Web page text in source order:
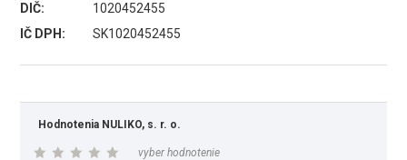
DIČ:
1020452455
IČ DPH:
SK1020452455
Hodnotenia NULIKO, s. r. o.
vyber hodnotenie